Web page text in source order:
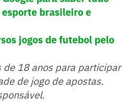
brasileiro e
jogos de futebol pelo
de 18 anos para participar
de jogo de apostas.